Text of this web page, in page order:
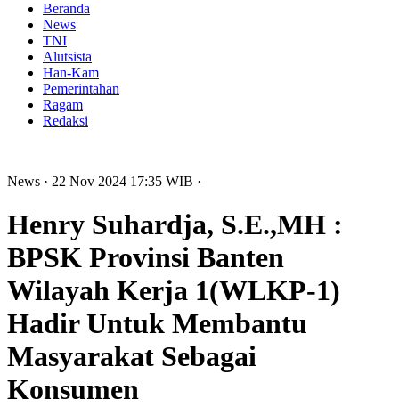
Beranda
News
TNI
Alutsista
Han-Kam
Pemerintahan
Ragam
Redaksi
News · 22 Nov 2024 17:35 WIB ·
Henry Suhardja, S.E.,MH :
BPSK Provinsi Banten
Wilayah Kerja 1(WLKP-1)
Hadir Untuk Membantu
Masyarakat Sebagai
Konsumen